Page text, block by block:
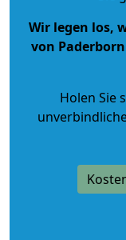
Wir legen los,
von
Holen Sie